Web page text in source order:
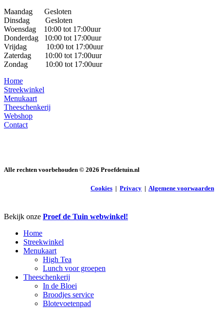
Maandag Gesloten
Dinsdag Gesloten
Woensdag 10:00 tot 17:00uur
Donderdag 10:00 tot 17:00uur
Vrijdag 10:00 tot 17:00uur
Zaterdag 10:00 tot 17:00uur
Zondag 10:00 tot 17:00uur
Home
Streekwinkel
Menukaart
Theeschenkerij
Webshop
Contact
Alle rechten voorbehouden © 2026 Proefdetuin.nl
Cookies | Privacy | Algemene voorwaarden
Close
Bekijk onze Proef de Tuin webwinkel!
Home
Streekwinkel
Menukaart
High Tea
Lunch voor groepen
Theeschenkerij
In de Bloei
Broodjes service
Blotevoetenpad